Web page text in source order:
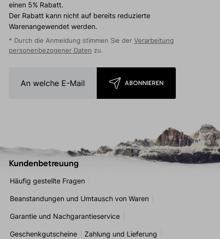
einen 5% Rabatt.
Der Rabatt kann nicht auf bereits reduzierte
Warenangewendet werden.
* Durch die Anmeldung stimmen Sie der Verarbeitung
personenbezogener Daten zu.
ABONNIEREN
Kundenbetreuung
Häufig gestellte Fragen
Beanstandungen und Umtausch von Waren
Garantie und Nachgarantieservice
Geschenkgutscheine Zahlung und Lieferung